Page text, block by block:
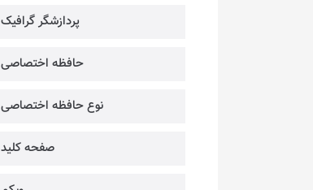
پردازشگر گرافیک
حافظه اختصاصی
نوع حافظه اختصاصی
صفحه کلید